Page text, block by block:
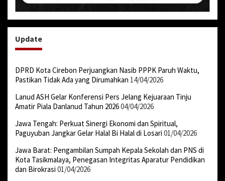
Update
DPRD Kota Cirebon Perjuangkan Nasib PPPK Paruh Waktu,
Pastikan Tidak Ada yang Dirumahkan 14/04/2026
Lanud ASH Gelar Konferensi Pers Jelang Kejuaraan Tinju
Amatir Piala Danlanud Tahun 202604/04/2026
Jawa Tengah: Perkuat Sinergi Ekonomi dan Spiritual,
Paguyuban Jangkar Gelar Halal Bi Halal di Losari 01/04/2026
Jawa Barat: Pengambilan Sumpah Kepala Sekolah dan PNS di
Kota Tasikmalaya, Penegasan Integritas Aparatur Pendidikan
dan Birokrasi 01/04/2026